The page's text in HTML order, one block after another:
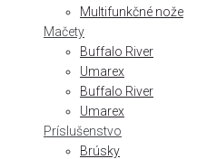
Multifunkčné nože
Mačety
Buffalo River
Umarex
Buffalo River
Umarex
Príslušenstvo
Brúsky